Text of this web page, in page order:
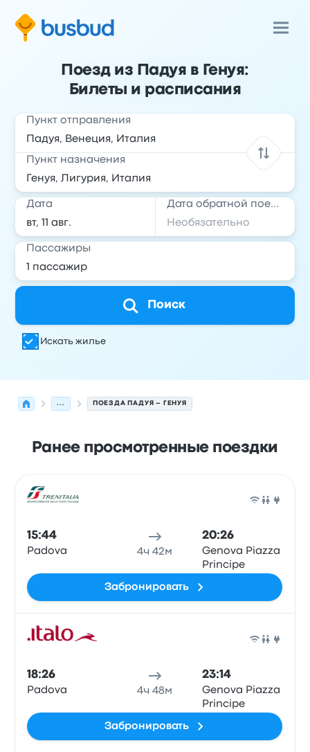
Поезд из Падуя в Генуя:
Билеты и расписания
Пункт отправления
Пункт назначения
Дата Дата обратной поездки
Пассажиры
Поиск
Искать жилье
... ПОЕЗДА ПАДУЯ – ГЕНУЯ
Ранее просмотренные поездки
15:44
Padova 4ч 42м
20:26
Genova Piazza
Principe
Забронировать
18:26
Padova 4ч 48м
23:14
Genova Piazza
Principe
Забронировать